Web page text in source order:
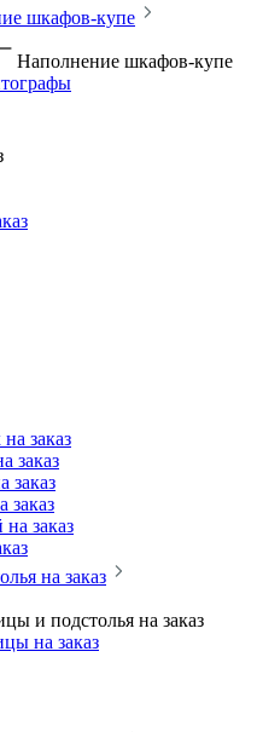
шкафов-купе
Наполнение шкафов-купе
заказ
заказ
заказ
заказ
заказ
на заказ
и подстолья на заказ
на заказ